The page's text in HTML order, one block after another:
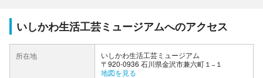
いしかわ生活工芸ミュージアムへのアクセス
所在地
いしかわ生活工芸ミュージアム
〒920-0936 石川県金沢市兼六町１−１
地図を見る